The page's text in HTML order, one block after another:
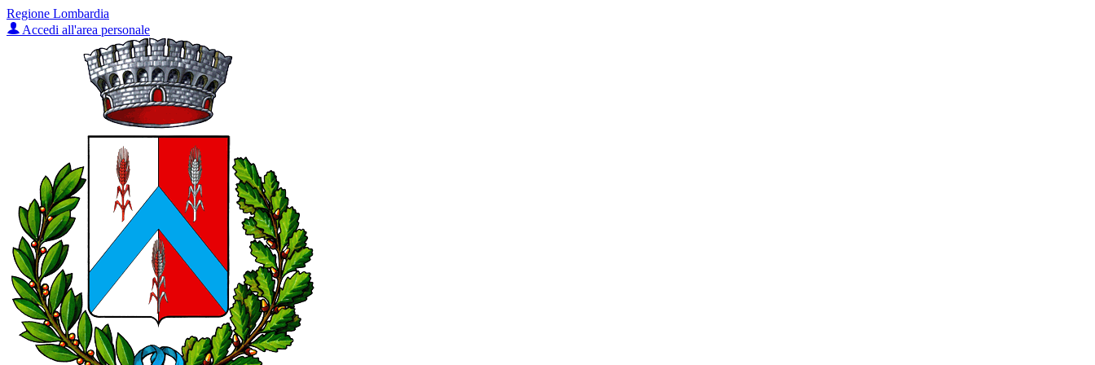
Regione Lombardia
Accedi all'area personale